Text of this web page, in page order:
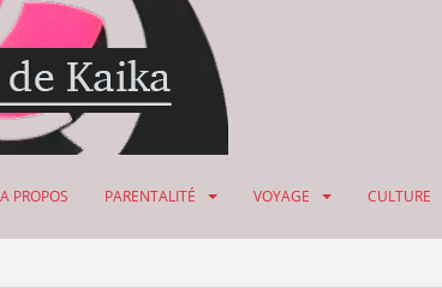
A PROPOS PARENTALITÉ VOYAGE CULTURE